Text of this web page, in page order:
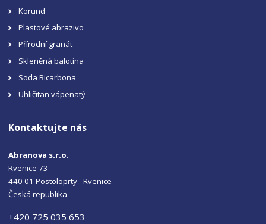
Korund
Plastové abrazivo
Přírodní granát
Skleněná balotina
Soda Bicarbona
Uhličitan vápenatý
Kontaktujte nás
Abranova s.r.o.
Rvenice 73
440 01 Postoloprty - Rvenice
Česká republika
+420 725 035 653